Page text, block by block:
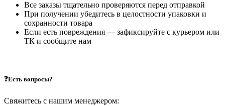
Все заказы тщательно проверяются перед отправкой
При получении убедитесь в целостности упаковки и
сохранности товара
Если есть повреждения — зафиксируйте с курьером или
ТК и сообщите нам
❓Есть вопросы?
Свяжитесь с нашим менеджером: